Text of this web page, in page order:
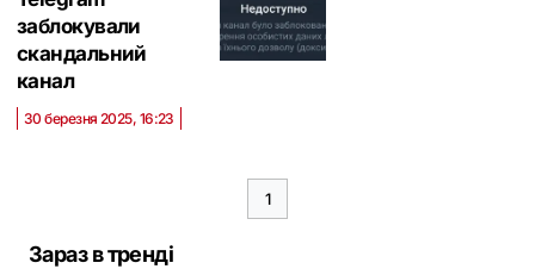
заблокували
скандальний
канал
30 березня 2025, 16:23
1
Зараз в тренді